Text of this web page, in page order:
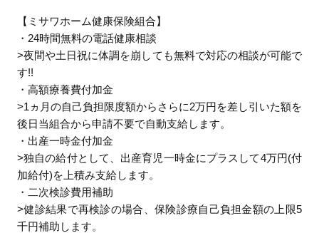
【ミサワホーム健康保険組合】
・24時間無料の電話健康相談
>夜間や土日祝に体調を崩しても無料で対応の相談が可能で
す!!
・高額療養費付加金
>1ヵ月の自己負担限度額からさらに2万円を差し引いた額を
後日当組合から申請不要で自動支給します。
・出産一時金付加金
>独自の給付として、出産育児一時金にプラスして4万円(付
加給付)を上積み支給します。
・二次検診費用補助
>健診結果で再検診の場合、保険診療自己負担金額の上限5
千円補助します。